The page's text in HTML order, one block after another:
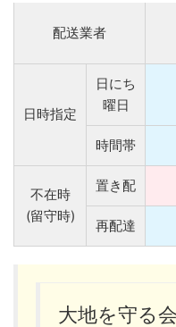
配送業者
日時指定
日にち
曜日
時間帯
不在時
(留守時)
置き配
再配達
大地を守る